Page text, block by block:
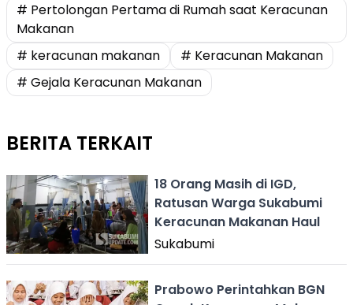
# Pertolongan Pertama di Rumah saat Keracunan
Makanan
# keracunan makanan
# Keracunan Makanan
# Gejala Keracunan Makanan
BERITA TERKAIT
18 Orang Masih di IGD,
Ratusan Warga Sukabumi
Keracunan Makanan Haul
Sukabumi
Prabowo Perintahkan BGN